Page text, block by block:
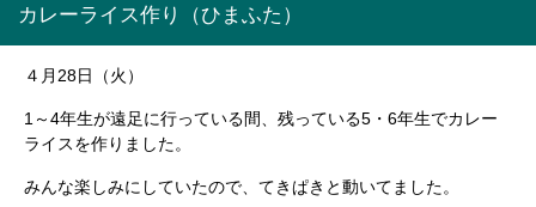
カレーライス作り（ひまふた）
４月28日（火）
1～4年生が遠足に行っている間、残っている5・6年生でカレー
ライスを作りました。
みんな楽しみにしていたので、てきぱきと動いてました。